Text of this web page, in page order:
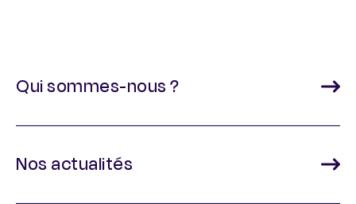
Qui sommes-nous ?
Nos actualités